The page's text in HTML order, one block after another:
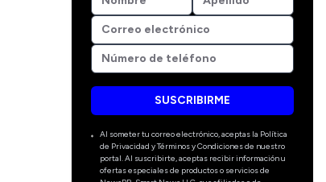
SUSCRIBIRME
Al someter tu correo electrónico, aceptas la Política
de Privacidad y Términos y Condiciones de nuestro
portal. Al suscribirte, aceptas recibir información u
ofertas especiales de productos o servicios de